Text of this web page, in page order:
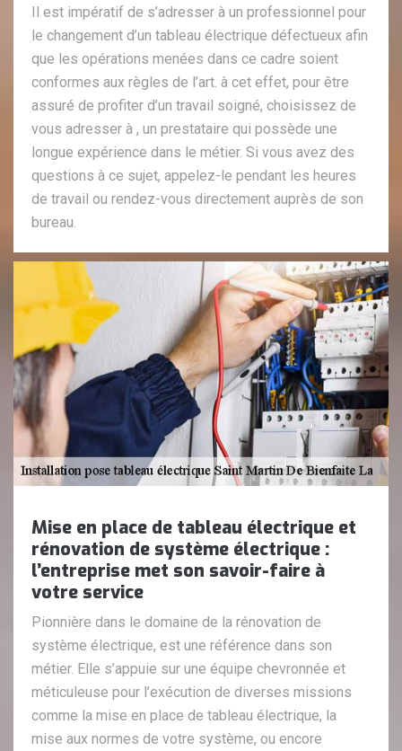
Il est impératif de s’adresser à un professionnel pour
le changement d’un tableau électrique défectueux afin
que les opérations menées dans ce cadre soient
conformes aux règles de l’art. à cet effet, pour être
assuré de profiter d’un travail soigné, choisissez de
vous adresser à , un prestataire qui possède une
longue expérience dans le métier. Si vous avez des
questions à ce sujet, appelez-le pendant les heures
de travail ou rendez-vous directement auprès de son
bureau.
Mise en place de tableau électrique et
rénovation de système électrique :
l’entreprise met son savoir-faire à
votre service
Pionnière dans le domaine de la rénovation de
système électrique, est une référence dans son
métier. Elle s’appuie sur une équipe chevronnée et
méticuleuse pour l’exécution de diverses missions
comme la mise en place de tableau électrique, la
mise aux normes de votre système, ou encore